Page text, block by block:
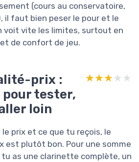
(cours au conservatoire,
il faut bien peser le pour et le
voit vite les limites, surtout en
de confort de jeu.
prix :
tester,
loin
★★★★★
★★★★★
prix et ce que tu reçois, le
est plutôt bon. Pour une somme
tu as une clarinette complète, un